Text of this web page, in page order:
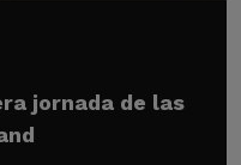
jornada de las